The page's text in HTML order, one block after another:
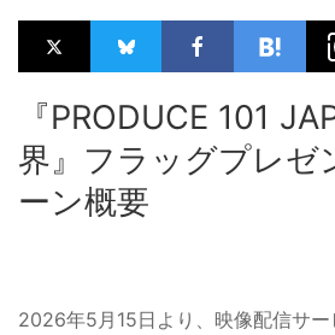
『PRODUCE 101
界』フラッグプレゼ
ーン概要
2026年5月15日より、映像配信サ